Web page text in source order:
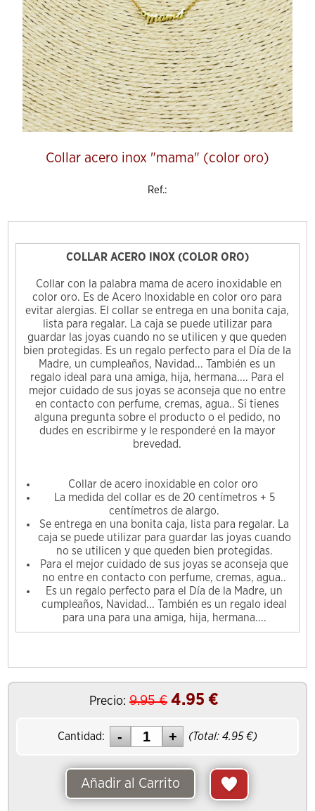
Collar acero inox "mama" (color oro)
Ref.:
COLLAR ACERO INOX (COLOR ORO)
Collar con la palabra mama de acero inoxidable en
color oro. Es de Acero Inoxidable en color oro para
evitar alergias. El collar se entrega en una bonita caja,
lista para regalar. La caja se puede utilizar para
guardar las joyas cuando no se utilicen y que queden
bien protegidas. Es un regalo perfecto para el Día de la
Madre, un cumpleaños, Navidad... También es un
regalo ideal para una amiga, hija, hermana.... Para el
mejor cuidado de sus joyas se aconseja que no entre
en contacto con perfume, cremas, agua.. Si tienes
alguna pregunta sobre el producto o el pedido, no
dudes en escribirme y le responderé en la mayor
brevedad.
Collar de acero inoxidable en color oro
La medida del collar es de 20 centímetros + 5
centímetros de alargo.
Se entrega en una bonita caja, lista para regalar. La
caja se puede utilizar para guardar las joyas cuando
no se utilicen y que queden bien protegidas.
Para el mejor cuidado de sus joyas se aconseja que
no entre en contacto con perfume, cremas, agua..
Es un regalo perfecto para el Día de la Madre, un
cumpleaños, Navidad... También es un regalo ideal
para una para una amiga, hija, hermana....
Precio: 9.95€ 4.95 €
Cantidad: (Total: 4.95€)
Añadir al Carrito